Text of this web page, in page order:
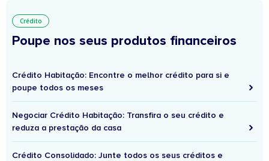
Crédito
Poupe nos seus produtos financeiros
Crédito Habitação: Encontre o melhor crédito para si e
poupe todos os meses
Negociar Crédito Habitação: Transfira o seu crédito e
reduza a prestação da casa
Crédito Consolidado: Junte todos os seus créditos e